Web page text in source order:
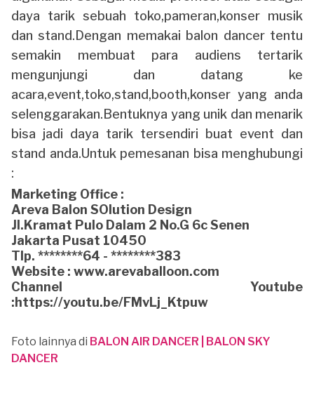
daya tarik sebuah toko,pameran,konser musik
dan stand.Dengan memakai balon dancer tentu
semakin membuat para audiens tertarik
mengunjungi dan datang ke
acara,event,toko,stand,booth,konser yang anda
selenggarakan.Bentuknya yang unik dan menarik
bisa jadi daya tarik tersendiri buat event dan
stand anda.Untuk pemesanan bisa menghubungi
:
Marketing Office :
Areva Balon SOlution Design
Jl.Kramat Pulo Dalam 2 No.G 6c Senen
Jakarta Pusat 10450
Tlp. ********64 - ********383
Website : www.arevaballoon.com
Channel Youtube
:https://youtu.be/FMvLj_Ktpuw
Foto lainnya di BALON AIR DANCER | BALON SKY
DANCER